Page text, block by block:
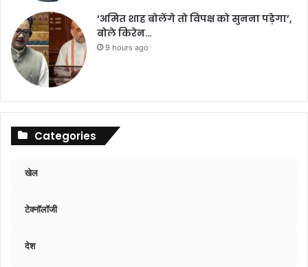
‘अमित शाह बोलेंगे तो विपक्ष को सुनना पड़ेगा’,
बोले किरेन…
9 hours ago
Categories
खेल
टेक्नॉलॉजी
देश